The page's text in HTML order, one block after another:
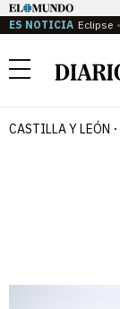
ES NOTICIA Eclipse
Menú
CASTILLA Y LEÓN